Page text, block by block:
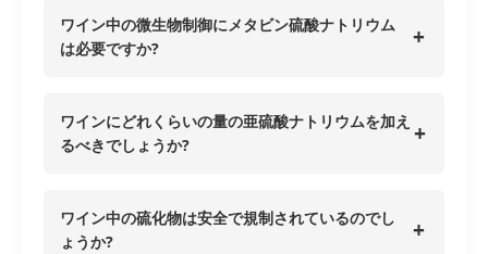
ワイン中の微生物制御にメタビン硫酸ナトリウム
は必要ですか?
+
ワインにどれくらいの量の亜硫酸ナトリウムを加え
るべきでしょうか?
+
ワイン中の硫化物は安全で規制されているのでし
ょうか?
+